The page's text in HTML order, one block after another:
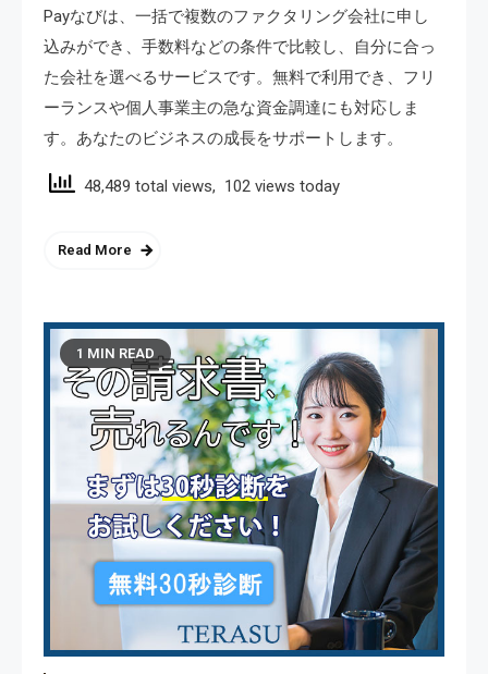
Payなびは、一括で複数のファクタリング会社に申し
込みができ、手数料などの条件で比較し、自分に合っ
た会社を選べるサービスです。無料で利用でき、フリ
ーランスや個人事業主の急な資金調達にも対応しま
す。あなたのビジネスの成長をサポートします。
48,489 total views, 102 views today
Read More
1 MIN READ